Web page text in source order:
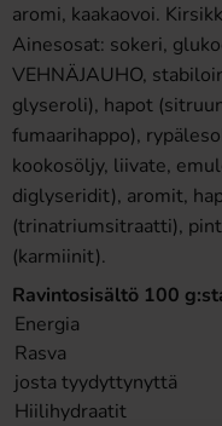
aromi, kaakaovoi.
Ainesosat: sokeri,
VEHNÄJAUHO,
glyseroli), hapot
fumaarihappo),
kookosöljy, liivate,
diglyseridit), aromit,
(trinatriumsitraatti),
(karmiinit).
Ravintosisältö 100
Energia
Rasva
josta tyydyttynyttä
Hiilihydraatit